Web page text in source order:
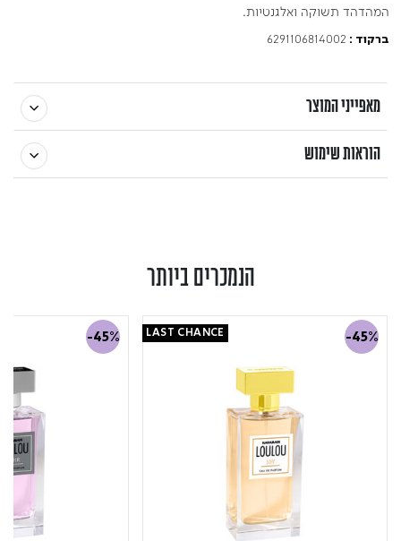
המהדהד תשוקה ואלגנטיות.
ברקוד : 6291106814002
מאפייני המוצר
הוראות שימוש
הנמכרים ביותר
-45%
LAST CHANCE
-45%